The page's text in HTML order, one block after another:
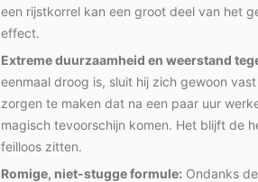
een rijstkorrel kan een groot deel van het
effect.
Extreme duurzaamheid en weerstand
eenmaal droog is, sluit hij zich gewoon
zorgen te maken dat na een paar uur
magisch tevoorschijn komen. Het blijft de
feilloos zitten.
Romige, niet-stugge formule: Ondanks